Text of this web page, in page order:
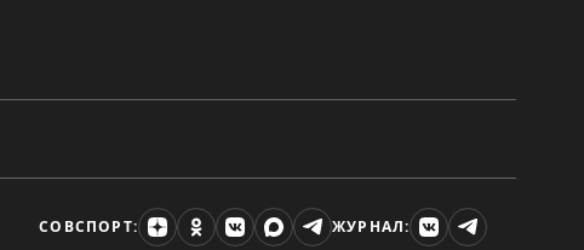
СОВСПОРТ: ЖУРНАЛ: